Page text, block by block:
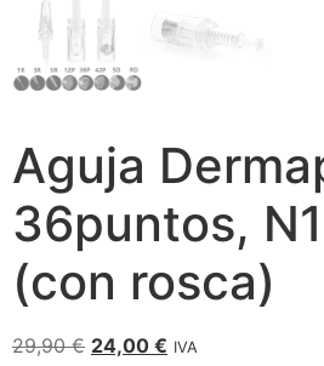
Aguja
36puntos,
(con rosca)
29,90€ 24,00 € IVA